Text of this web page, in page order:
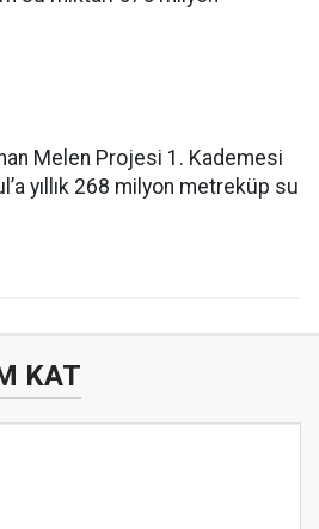
Melen Projesi 1. Kademesi
yıllık 268 milyon metreküp su
KAT